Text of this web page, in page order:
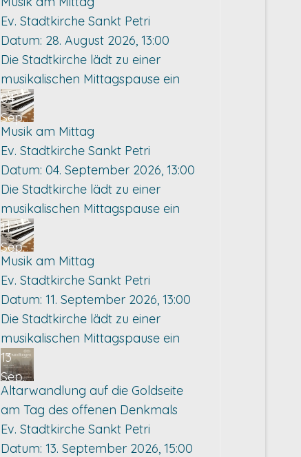
Ev. Stadtkirche Sankt Petri
Datum: 28. August 2026, 13:00
Die Stadtkirche lädt zu einer
musikalischen Mittagspause ein
04
Sep.
Musik am Mittag
Ev. Stadtkirche Sankt Petri
Datum: 04. September 2026, 13:00
Die Stadtkirche lädt zu einer
musikalischen Mittagspause ein
11
Sep.
Musik am Mittag
Ev. Stadtkirche Sankt Petri
Datum: 11. September 2026, 13:00
Die Stadtkirche lädt zu einer
musikalischen Mittagspause ein
13
Sep.
Altarwandlung auf die Goldseite
am Tag des offenen Denkmals
Ev. Stadtkirche Sankt Petri
Datum: 13. September 2026, 15:00